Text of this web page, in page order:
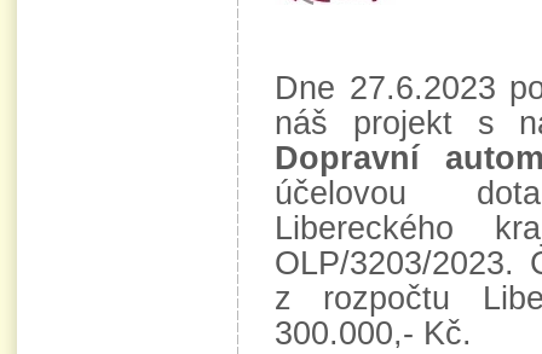
Dne 27.6.2023
náš projekt s
Dopravní
účelovou
Libereckého
OLP/3203/2023.
z rozpočtu
300.000,- Kč.